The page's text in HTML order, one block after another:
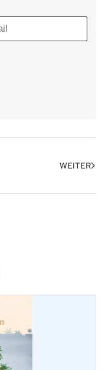
WEITER